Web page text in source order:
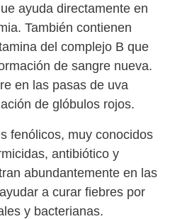
ayuda directamente en
También contienen
del complejo B que
de sangre nueva.
en las pasas de uva
de glóbulos rojos.
fenólicos, muy conocidos
antibiótico y
abundantemente en las
a curar fiebres por
y bacterianas.